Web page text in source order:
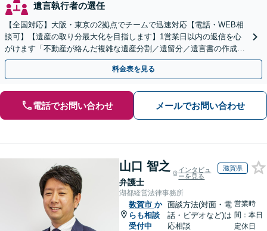
遺言執行者の選任
【全国対応】大阪・東京の2拠点でチームで迅速対応【電話・WEB相
談可】【遺産の取り分最大化を目指します】1営業日以内の返信を心
がけます「不動産が絡んだ複雑な遺産分割／遺留分／遺言書の作成・
執行／事業承継など、お任せください」【休日相談あり】
料金表を見る
電話でお問い合わせ メールでお問い合わせ
山口 智之
弁護士
インタビュ
ーを見る
滋賀県
湖都経営法律事務所
敦賀市 か
らも相談
受付中
面談方法(対面・電
話・ビデオなど)は
応相談
営業時
間：本日
定休日